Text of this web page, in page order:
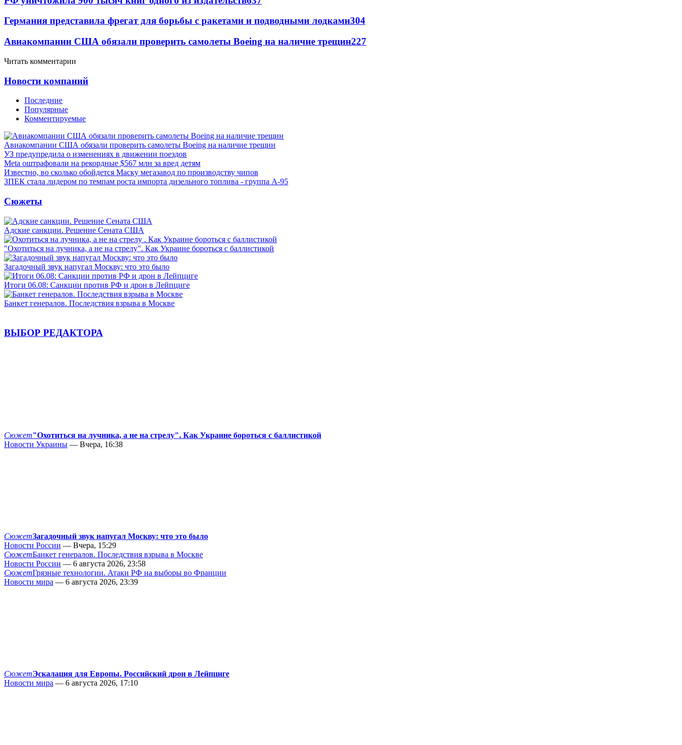
Германия представила фрегат для борьбы с ракетами и подводными лодками304
Авиакомпании США обязали проверить самолеты Boeing на наличие трещин227
Читать комментарии
Новости компаний
Последние
Популярные
Комментируемые
Авиакомпании США обязали проверить самолеты Boeing на наличие трещин
УЗ предупредила о изменениях в движении поездов
Meta оштрафовали на рекордные $567 млн за вред детям
Известно, во сколько обойдется Маску мегазавод по производству чипов
ЗПЕК стала лидером по темпам роста импорта дизельного топлива - группа А-95
Сюжеты
Адские санкции. Решение Сената США
"Охотиться на лучника, а не на стрелу". Как Украине бороться с баллистикой
Загадочный звук напугал Москву: что это было
Итоги 06.08: Санкции против РФ и дрон в Лейпциге
Банкет генералов. Последствия взрыва в Москве
ВЫБОР РЕДАКТОРА
Сюжет"Охотиться на лучника, а не на стрелу". Как Украине бороться с баллистикой
Новости Украины — Вчера, 16:38
СюжетЗагадочный звук напугал Москву: что это было
Новости России — Вчера, 15:29
СюжетБанкет генералов. Последствия взрыва в Москве
Новости России — 6 августа 2026, 23:58
СюжетГрязные технологии. Атаки РФ на выборы во Франции
Новости мира — 6 августа 2026, 23:39
СюжетЭскалация для Европы. Российский дрон в Лейпциге
Новости мира — 6 августа 2026, 17:10